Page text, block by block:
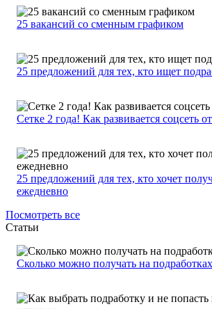
25 вакансий со сменным графиком
25 предложений для тех, кто ищет
Сетке 2 года! Как развивается соцсеть
25 предложений для тех, кто хочет
ежедневно
Посмотреть все
Статьи
Сколько можно получать на подработках